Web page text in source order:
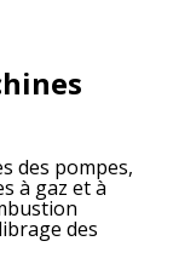
des pompes,
à gaz et à
des